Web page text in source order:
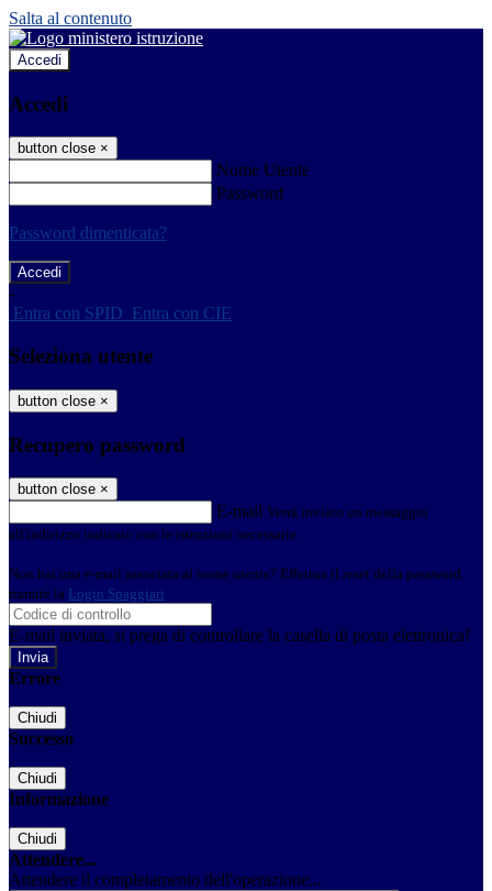
Salta al contenuto
Accedi
Accedi
button close ×
Nome Utente
Password
Password dimenticata?
-
Entra con SPID Entra con CIE
Seleziona utente
button close ×
Recupero password
button close ×
E-mail Verrà inviato un messaggio
all'indirizzo indicato con le istruzioni necessarie.
Non hai una e-mail associata al nome utente? Effettua il reset della password
tramite la Login Spaggiari
E-mail inviata, si prega di controllare la casella di posta elettronica!
Errore
Chiudi
Successo
Chiudi
Informazione
Chiudi
Attendere...
Attendere il completamento dell'operazione...